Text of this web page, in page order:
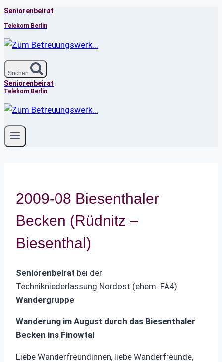
Zum
Inhalt
springen
Seniorenbeirat
Telekom Berlin
Suchen
Seniorenbeirat
Telekom Berlin
2009-08 Biesenthaler
Becken (Rüdnitz –
Biesenthal)
Seniorenbeirat bei der
Technikniederlassung Nordost (ehem. FA4)
Wandergruppe
Wanderung im August durch das Biesenthaler
Becken ins Finowtal
Liebe Wanderfreundinnen, liebe Wanderfreunde,